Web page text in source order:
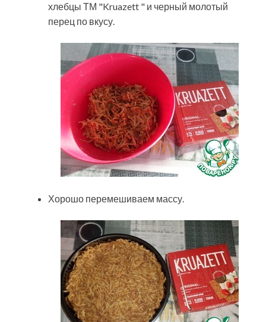
хлебцы ТМ "Kruazett " и черный молотый
перец по вкусу.
Хорошо перемешиваем массу.